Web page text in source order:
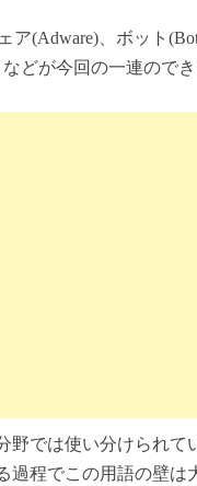
ア(Adware)、ボット
どが今回の一連ので
では使い分けられて
程でこの用語の壁は